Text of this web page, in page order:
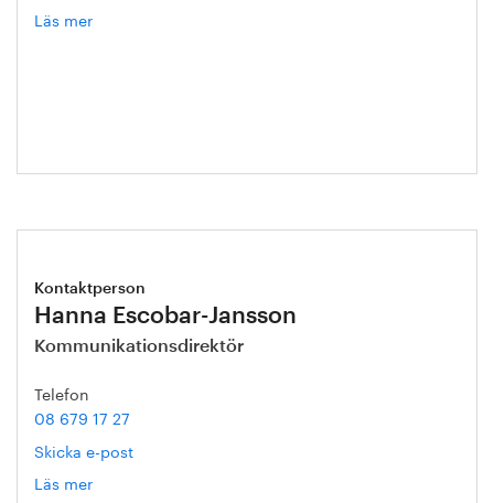
Läs mer
Kontaktperson
Hanna Escobar-Jansson
Kommunikationsdirektör
Telefon
08 679 17 27
Skicka e-post
Läs mer